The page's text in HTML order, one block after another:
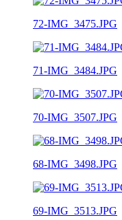
72-IMG_3475.JPG
71-IMG_3484.JPG
70-IMG_3507.JPG
68-IMG_3498.JPG
69-IMG_3513.JPG